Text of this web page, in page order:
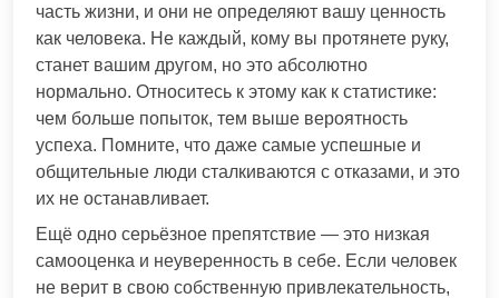
часть жизни, и они не определяют вашу ценность
как человека. Не каждый, кому вы протянете руку,
станет вашим другом, но это абсолютно
нормально. Относитесь к этому как к статистике:
чем больше попыток, тем выше вероятность
успеха. Помните, что даже самые успешные и
общительные люди сталкиваются с отказами, и это
их не останавливает.
Ещё одно серьёзное препятствие — это низкая
самооценка и неуверенность в себе. Если человек
не верит в свою собственную привлекательность,